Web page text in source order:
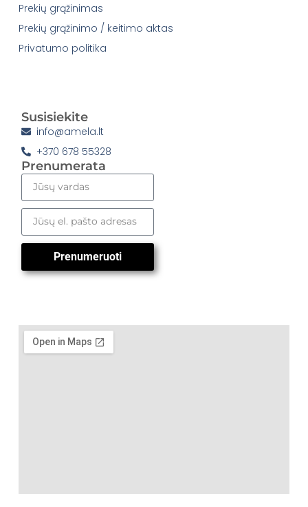
Prekių grąžinimas
Prekių grąžinimo / keitimo aktas
Privatumo politika
Susisiekite
info@amela.lt
+370 678 55328
Prenumerata
Prenumeruoti